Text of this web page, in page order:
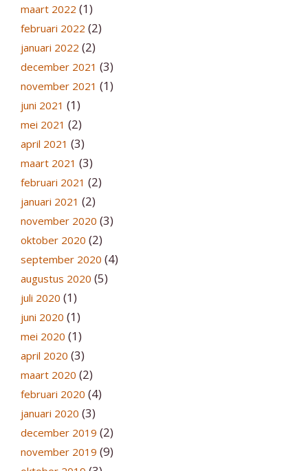
maart 2022 (1)
februari 2022 (2)
januari 2022 (2)
december 2021 (3)
november 2021 (1)
juni 2021 (1)
mei 2021 (2)
april 2021 (3)
maart 2021 (3)
februari 2021 (2)
januari 2021 (2)
november 2020 (3)
oktober 2020 (2)
september 2020 (4)
augustus 2020 (5)
juli 2020 (1)
juni 2020 (1)
mei 2020 (1)
april 2020 (3)
maart 2020 (2)
februari 2020 (4)
januari 2020 (3)
december 2019 (2)
november 2019 (9)